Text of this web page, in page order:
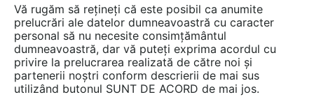
1 ARTICOL RESTRANGE
Vă rugăm să rețineți că este posibil ca anumite
prelucrări ale datelor dumneavoastră cu caracter
personal să nu necesite consimțământul
dumneavoastră, dar vă puteți exprima acordul cu
privire la prelucrarea realizată de către noi și
partenerii noștri conform descrierii de mai sus
utilizând butonul SUNT DE ACORD de mai jos.